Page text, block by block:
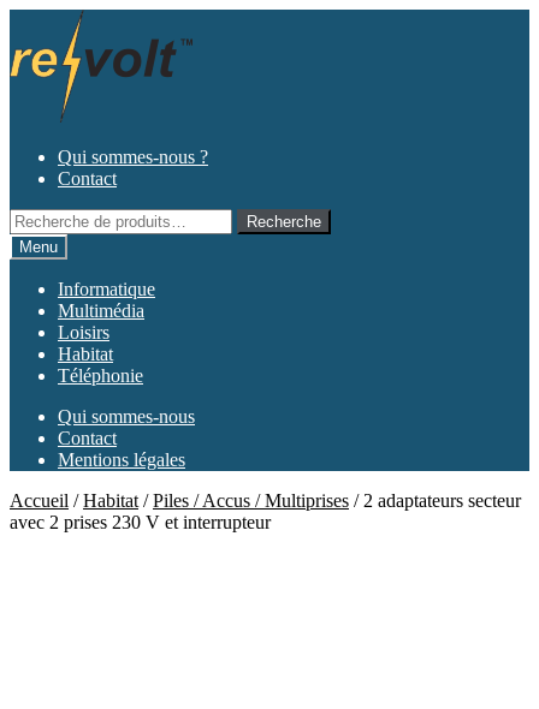
la
navigation
contenu
Qui sommes-nous ?
Contact
Recherche
pour :
Recherche
Menu
Informatique
Multimédia
Loisirs
Habitat
Téléphonie
Qui sommes-nous
Contact
Mentions légales
Accueil /Habitat /Piles / Accus / Multiprises / 2 adaptateurs secteur
avec 2 prises 230 V et interrupteur